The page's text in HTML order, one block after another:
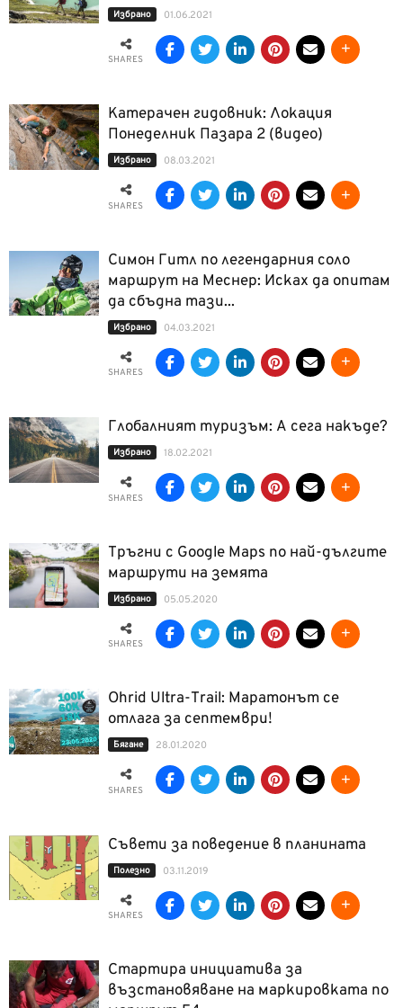
Избрано 01.06.2021
SHARES
Катерачен гидовник: Локация
Понеделник Пазара 2 (видео)
Избрано 08.03.2021
SHARES
Симон Гитл по легендарния соло
маршрут на Меснер: Исках да опитам
да сбъдна тази...
Избрано 04.03.2021
SHARES
Глобалният туризъм: А сега накъде?
Избрано 18.02.2021
SHARES
Тръгни с Google Maps по най-дългите
маршрути на земята
Избрано 05.05.2020
SHARES
Ohrid Ultra-Trail: Маратонът се
отлага за септември!
Бягане 28.01.2020
SHARES
Съвети за поведение в планината
Полезно 03.11.2019
SHARES
Стартира инициатива за
възстановяване на маркировката по